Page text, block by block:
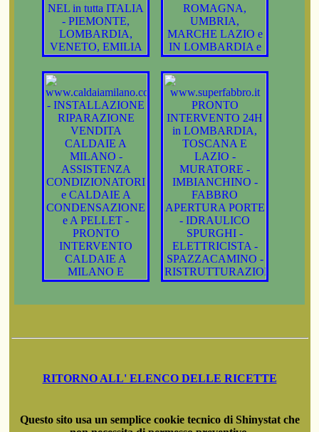
RITORNO ALL' ELENCO DELLE RICETTE
Questo sito usa un semplice cookie tecnico di Shinystat che